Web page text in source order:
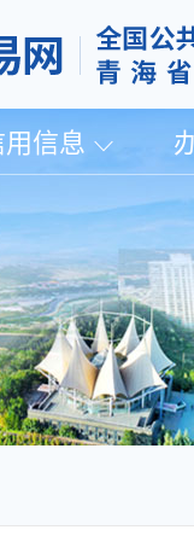
用信息